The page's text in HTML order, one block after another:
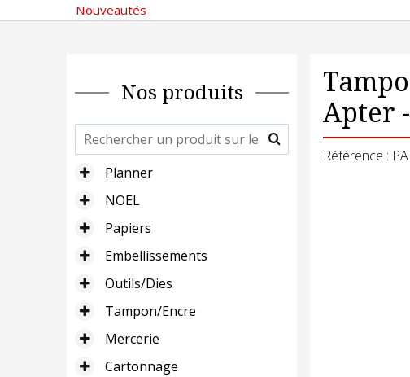
Nouveautés
Nos produits
Planner
NOEL
Papiers
Embellissements
Outils/Dies
Tampon/Encre
Mercerie
Cartonnage
Apter
Référence :